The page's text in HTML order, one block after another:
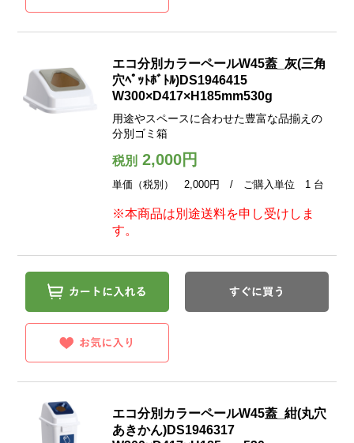
エコ分別カラーペールW45蓋_灰(三角
穴ﾍﾟｯﾄﾎﾞﾄﾙ)DS1946415
W300×D417×H185mm530g
用途やスペースに合わせた豊富な品揃えの
分別ゴミ箱
税別2,000円
単価（税別） 2,000円 / ご購入単位 1 台
※本商品は別途送料を申し受けしま
す。
エコ分別カラーペールW45蓋_紺(丸穴
あきかん)DS1946317